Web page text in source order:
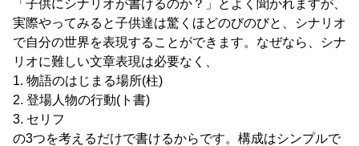
「子供にシナリオが書けるのか？」とよく聞かれますが、
実際やってみると子供達は驚くほどのびのびと、シナリオ
で自分の世界を表現することができます。なぜなら、シナ
リオに難しい文章表現は必要なく、
1. 物語のはじまる場所(柱)
2. 登場人物の行動(ト書)
3. セリフ
の3つを考えるだけで書けるからです。構成はシンプルで